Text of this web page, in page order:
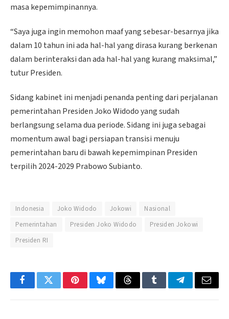
masa kepemimpinannya.
“Saya juga ingin memohon maaf yang sebesar-besarnya jika
dalam 10 tahun ini ada hal-hal yang dirasa kurang berkenan
dalam berinteraksi dan ada hal-hal yang kurang maksimal,”
tutur Presiden.
Sidang kabinet ini menjadi penanda penting dari perjalanan
pemerintahan Presiden Joko Widodo yang sudah
berlangsung selama dua periode. Sidang ini juga sebagai
momentum awal bagi persiapan transisi menuju
pemerintahan baru di bawah kepemimpinan Presiden
terpilih 2024-2029 Prabowo Subianto.
Indonesia Joko Widodo Jokowi
Nasional
Pemerintahan
Presiden Joko Widodo
Presiden Jokowi
Presiden RI
FacebookTwitterPinterestBlueskyThreadsTumblrTelegramEmail